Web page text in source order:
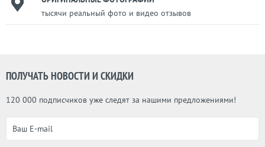
тысячи реальный фото и видео отзывов
ПОЛУЧАТЬ НОВОСТИ И СКИДКИ
120 000 подписчиков уже следят за нашими предложениями!